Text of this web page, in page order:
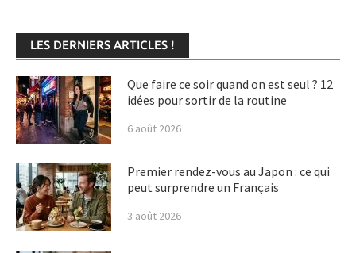
LES DERNIERS ARTICLES !
Que faire ce soir quand on est seul ? 12
idées pour sortir de la routine
6 août 2026
Premier rendez-vous au Japon : ce qui
peut surprendre un Français
3 août 2026